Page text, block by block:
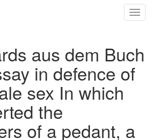
aus dem Buch
in defence of
sex In which
the
of a pedant, a